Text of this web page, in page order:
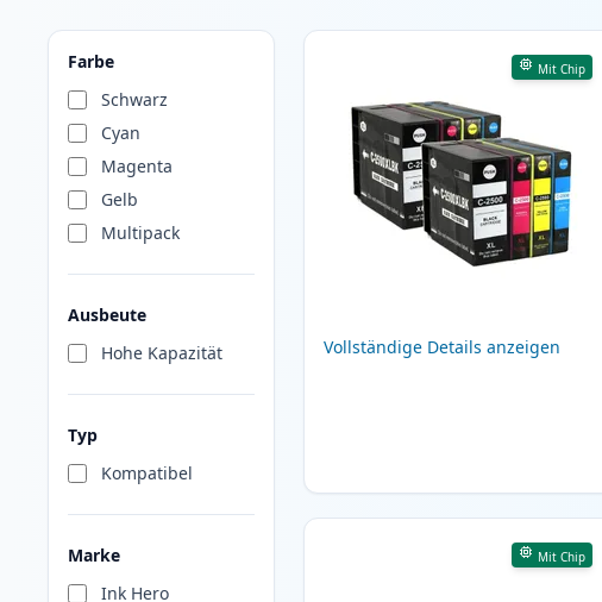
Farbe
Schwarz
Cyan
Magenta
Gelb
Multipack
Ausbeute
Hohe Kapazität
Typ
Kompatibel
Marke
Ink Hero
Produkte
Mit Chip
Vollständige Details anzeigen
Mit Chip